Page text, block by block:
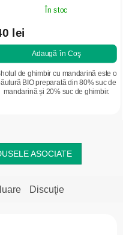
În stoc
lei
Adaugă în Coş
de ghimbir cu mandarină este o
BIO preparată din 80% suc de
mandarină și 20% suc de ghimbir.
ASOCIATE
Discuţie